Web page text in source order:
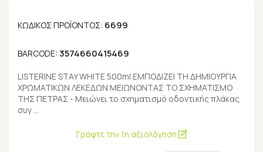
ΚΩΔΙΚΌΣ ΠΡΟΪΌΝΤΟΣ: 6699
BARCODE: 3574660415469
LISTERINE STAY WHITE 500ml ΕΜΠΟΔΙΖΕΙ ΤΗ ΔΗΜΙΟΥΡΓΙΑ
ΧΡΩΜΑΤΙΚΩΝ ΛΕΚΕΔΩΝ ΜΕΙΩΝΟΝΤΑΣ ΤΟ ΣΧΗΜΑΤΙΣΜΟ
ΤΗΣ ΠΕΤΡΑΣ - Μειώνει το σχηματισμό οδοντικής πλάκας
συγ …
Γράψτε την 1η αξιολόγηση